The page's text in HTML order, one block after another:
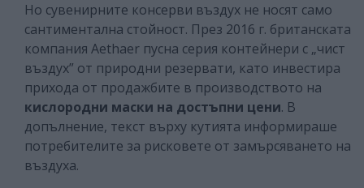
Но сувенирните консерви въздух не носят само
сантиментална стойност. През 2016 г. британската
компания Aethaer пусна серия контейнери с „чист
въздух” от природни резервати, като инвестира
прихода от продажбите в производството на
кислородни маски на достъпни цени. В
допълнение, текст върху кутията информираше
потребителите за рисковете от замърсяването на
въздуха.